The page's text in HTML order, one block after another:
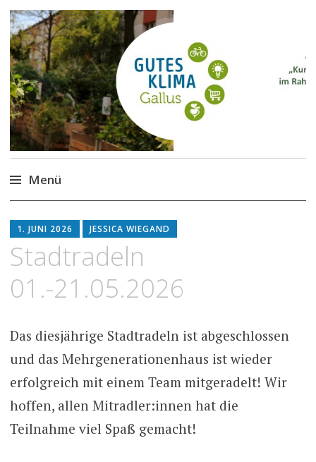
Gutes Klima im Gallus
Kurze Wege für den Klimaschutz
Menü
Inhalt
springen
1. JUNI 2026 JESSICA WIEGAND
Stadtradeln
01.-21.05.2026
Das diesjährige Stadtradeln ist abgeschlossen
und das Mehrgenerationenhaus ist wieder
erfolgreich mit einem Team mitgeradelt! Wir
hoffen, allen Mitradler:innen hat die
Teilnahme viel Spaß gemacht!